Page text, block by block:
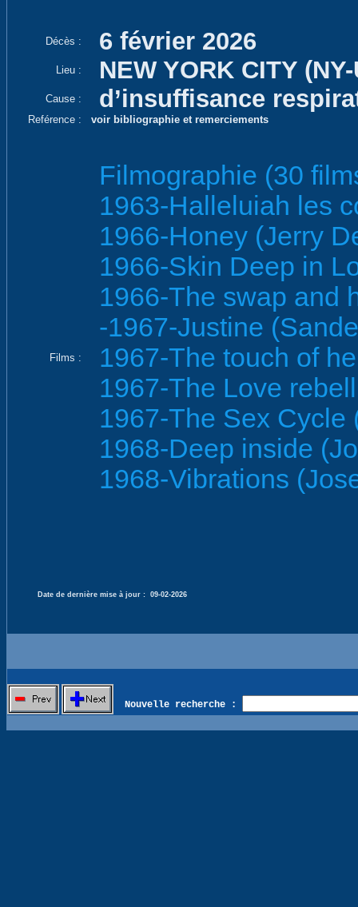
Décès : 6 février 2026
Lieu : NEW YORK CITY
Cause : d’insuffisance
Reférence : voir bibliographie et remerciements
Films :
Filmographie (30
1963-Halleluiah les
1966-Honey (Jerry
1966-Skin Deep in
1966-The swap and
-1967-Justine
1967-The touch of
1967-The Love
1967-The Sex Cycle
1968-Deep inside
1968-Vibrations
Date de dernière mise à jour : 09-02-2026
Nouvelle recherche :